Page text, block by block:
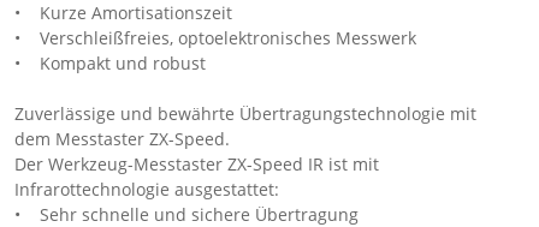
• Kurze Amortisationszeit
• Verschleißfreies, optoelektronisches Messwerk
• Kompakt und robust
Zuverlässige und bewährte Übertragungstechnologie mit
dem Messtaster ZX-Speed.
Der Werkzeug-Messtaster ZX-Speed IR ist mit
Infrarottechnologie ausgestattet:
• Sehr schnelle und sichere Übertragung